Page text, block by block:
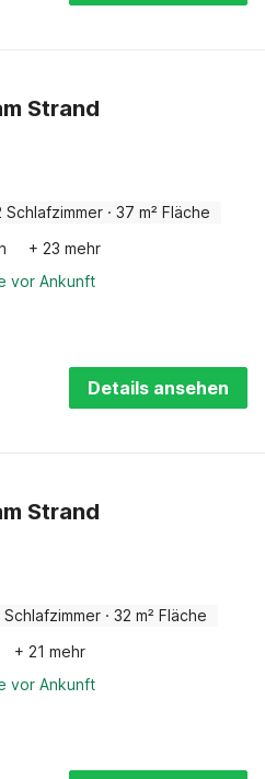
Strand
Schlafzimmer · 37 m² Fläche
+ 23 mehr
vor Ankunft
Details ansehen
Strand
Schlafzimmer · 32 m² Fläche
+ 21 mehr
vor Ankunft